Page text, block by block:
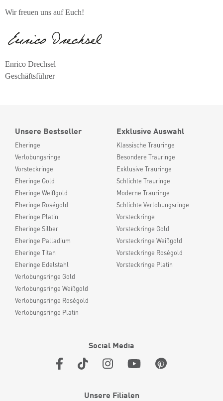
Wir freuen uns auf Euch!
Enrico Drechsel
Geschäftsführer
Unsere Bestseller
Eheringe
Verlobungsringe
Vorsteckringe
Eheringe Gold
Eheringe Weißgold
Eheringe Roségold
Eheringe Platin
Eheringe Silber
Eheringe Palladium
Eheringe Titan
Eheringe Edelstahl
Verlobungsringe Gold
Verlobungsringe Weißgold
Verlobungsringe Roségold
Verlobungsringe Platin
Exklusive Auswahl
Klassische Trauringe
Besondere Trauringe
Exklusive Trauringe
Schlichte Trauringe
Moderne Trauringe
Schlichte Verlobungsringe
Vorsteckringe
Vorsteckringe Gold
Vorsteckringe Weißgold
Vorsteckringe Roségold
Vorsteckringe Platin
Social Media
Unsere Filialen